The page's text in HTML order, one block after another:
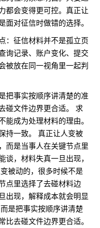
都会变得更可控。真正让
面对征信时做错的选择。
：征信材料并不是孤立页
询记录、账户变化、提交
被放在同一视角里一起判
把事实按顺序讲清楚的准
碰文件边界更合适。 求
成为处理材料的理由。
持一致。 真正让人变被
而是当事人在关键节点里
，材料失真一旦出现，
被动的，很多时候不是
点里选择了去碰材料边
出现，解释成本就会明显
是把事实按顺序讲清楚
比去碰文件边界更合适。